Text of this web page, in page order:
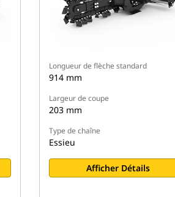
Longueur de flèche standard
914 mm
Largeur de coupe
203 mm
Type de chaîne
Essieu
Afficher Détails